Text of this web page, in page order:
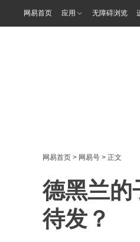
网易首页 应用 无障碍浏览
网易首页 > 网易号 > 正文
德黑兰的
待发？